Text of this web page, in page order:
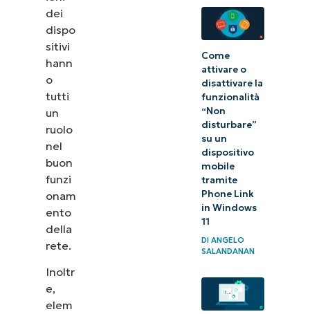
successo
dei
dispo
sitivi
hann
o
tutti
un
ruolo
nel
buon
funzi
onam
ento
della
rete.
Inoltr
e,
elem
Come
attivare o
disattivare la
funzionalità
“Non
disturbare”
su un
dispositivo
mobile
tramite
Phone Link
in Windows
11
DIANGELO
SALANDANAN